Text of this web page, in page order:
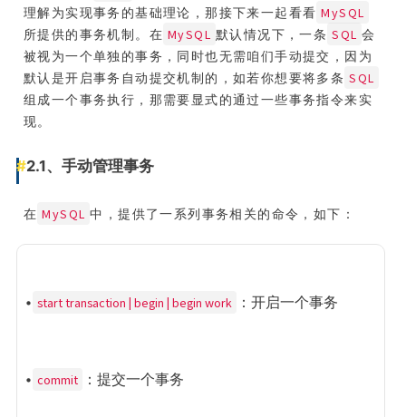
理解为实现事务的基础理论，那接下来一起看看 MySQL
所提供的事务机制。在 MySQL 默认情况下，一条 SQL
会
被视为一个单独的事务，同时也无需咱们手动提交，因为
默认是开启事务自动提交机制的，如若你想要将多条 SQL
组成一个事务执行，那需要显式的通过一些事务指令来实
现。
2.1、手动管理事务
在 MySQL 中，提供了一系列事务相关的命令，如下：
• start transaction | begin | begin work ：开启一个事务
• commit ：提交一个事务